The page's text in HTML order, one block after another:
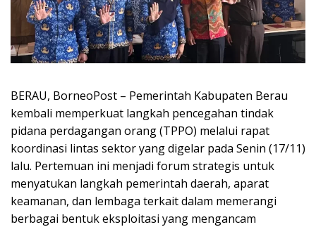
BERAU, BorneoPost – Pemerintah Kabupaten Berau
kembali memperkuat langkah pencegahan tindak
pidana perdagangan orang (TPPO) melalui rapat
koordinasi lintas sektor yang digelar pada Senin (17/11)
lalu. Pertemuan ini menjadi forum strategis untuk
menyatukan langkah pemerintah daerah, aparat
keamanan, dan lembaga terkait dalam memerangi
berbagai bentuk eksploitasi yang mengancam